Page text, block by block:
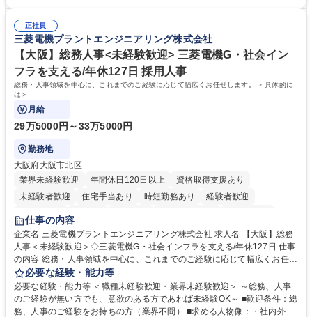
幅広い業務の体得が可能で、多様なキャリアパスを描くことも可能です。
募集職種 【総務】未経験歓迎◎/リモート可/世界で唯一の事業/福利厚生◎/
再雇用有
対処できる・新しいことに興味関心がある 【魅力】■自己啓発支援：資格
取得や通信教育など費用の80%（年間25万円まで）を補助 ■住宅手当：家
賃の50%（月額7万円まで）を補助 学歴・資格 学歴：大学院 大学 語学
力： 資格：
正社員
三菱電機プラントエンジニアリング株式会社
【大阪】総務人事<未経験歓迎> 三菱電機G・社会イン
フラを支える/年休127日 採用人事
総務・人事領域を中心に、これまでのご経験に応じて幅広くお任せします。 ＜具体的に
は＞
月給
29万5000円～33万5000円
勤務地
大阪府大阪市北区
業界未経験歓迎
年間休日120日以上
資格取得支援あり
未経験者歓迎
住宅手当あり 時短勤務あり
経験者歓迎
退職金あり
駅近5分以内
土日祝休み 服装自由 寮・社宅あり 食事補助あり
仕事の内容
企業名 三菱電機プラントエンジニアリング株式会社 求人名 【大阪】総務
人事＜未経験歓迎＞◇三菱電機G・社会インフラを支える/年休127日 仕事
の内容 総務・人事領域を中心に、これまでのご経験に応じて幅広くお任せ
します。 ＜具体的には＞ ・総務/人事労務（給与・社保・勤怠管理など）
・採用・教育研修 ・福利厚生運用 など ※基本的には事務所勤務ですが、
採用や教育等の業務内容により、関西圏以外への日帰り・宿泊を伴う国内
出張もございます。 ※担当業務を持ちつつ、お互いに助け合いながら、総
必要な経験・能力等
必要な経験・能力等 ＜職種未経験歓迎・業界未経験歓迎＞ ～総務、人事
のご経験が無い方でも、意欲のある方であれば未経験OK～ ■歓迎条件：総
務、人事のご経験をお持ちの方（業界不問） ■求める人物像：・社内外の